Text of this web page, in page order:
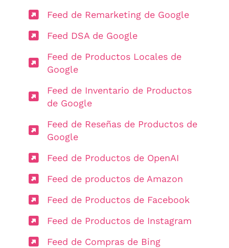
Feed de Remarketing de Google
Feed DSA de Google
Feed de Productos Locales de
Google
Feed de Inventario de Productos
de Google
Feed de Reseñas de Productos de
Google
Feed de Productos de OpenAI
Feed de productos de Amazon
Feed de Productos de Facebook
Feed de Productos de Instagram
Feed de Compras de Bing